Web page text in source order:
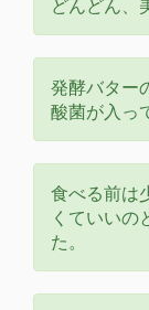
どんどん、
発酵バター
酸菌が入っ
食べる前は
くていいの
た。